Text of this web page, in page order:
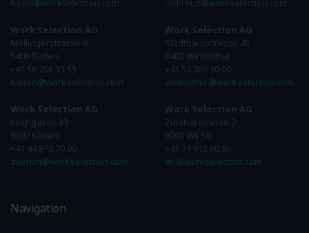
basel@workselection.com
Work Selection AG
Mellingerstrasse 6
5400 Baden
+41 56 296 33 55
baden@workselection.com
Work Selection AG
Kirchgasse 33
8302 Kloten
+41 44 872 70 00
zuerich@workselection.com
rotkreuz@workselection.com
Work Selection AG
Stadthausstrasse 43
8400 Winterthur
+41 52 269 10 00
winterthur@workselection.com
Work Selection AG
Zürcherstrasse 2
9500 Wil SG
+41 71 913 80 80
wil@workselection.com
Navigation